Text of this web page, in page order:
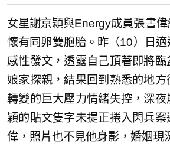
女星謝京穎與Energy成員張書
懷有同卵雙胞胎。昨（10）日
感性發文，透露自己頂著即將
娘家探親，結果回到熟悉的地
轉變的巨大壓力情緒失控，深
穎的貼文隻字未提正捲入閃兵
偉，照片也不見他身影，婚姻現